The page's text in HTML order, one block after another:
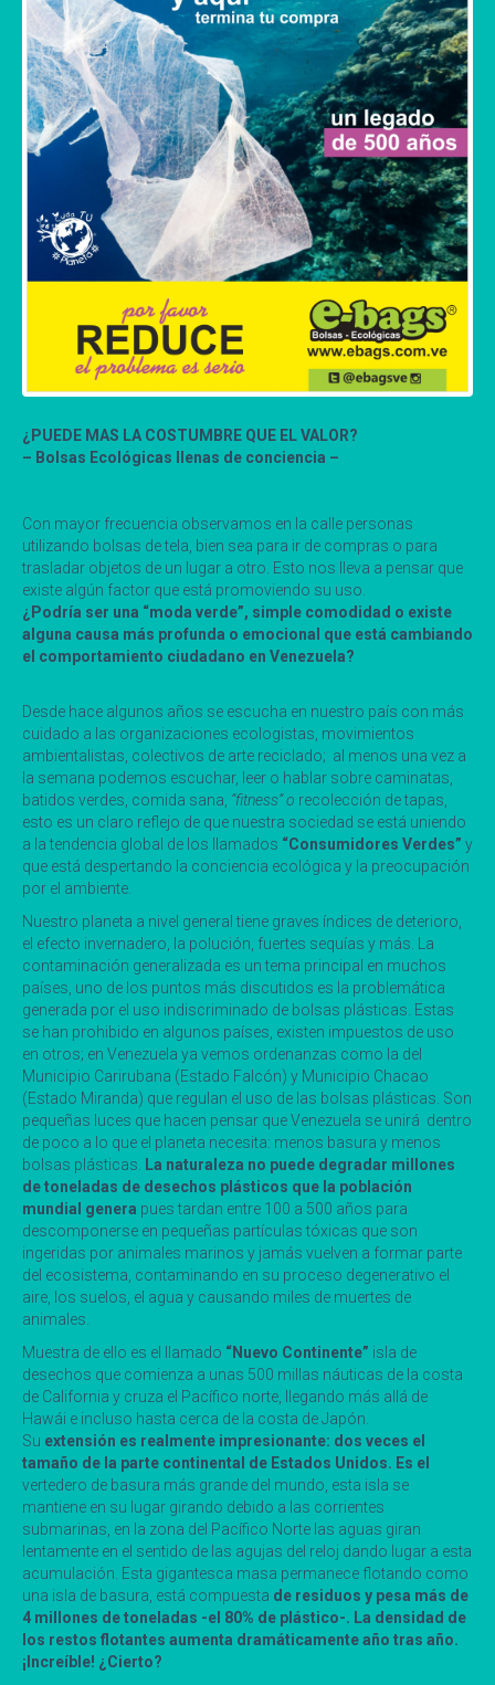
¿PUEDE MAS LA COSTUMBRE QUE EL VALOR?
– Bolsas Ecológicas llenas de conciencia –
Con mayor frecuencia observamos en la calle personas
utilizando bolsas de tela, bien sea para ir de compras o para
trasladar objetos de un lugar a otro. Esto nos lleva a pensar que
existe algún factor que está promoviendo su uso.
¿Podría ser una “moda verde”, simple comodidad o existe
alguna causa más profunda o emocional que está cambiando
el comportamiento ciudadano en Venezuela?
Desde hace algunos años se escucha en nuestro país con más
cuidado a las organizaciones ecologistas, movimientos
ambientalistas, colectivos de arte reciclado; al menos una vez a
la semana podemos escuchar, leer o hablar sobre caminatas,
batidos verdes, comida sana, “fitness” o recolección de tapas,
esto es un claro reflejo de que nuestra sociedad se está uniendo
a la tendencia global de los llamados “Consumidores Verdes” y
que está despertando la conciencia ecológica y la preocupación
por el ambiente.
Nuestro planeta a nivel general tiene graves índices de deterioro,
el efecto invernadero, la polución, fuertes sequías y más. La
contaminación generalizada es un tema principal en muchos
países, uno de los puntos más discutidos es la problemática
generada por el uso indiscriminado de bolsas plásticas. Estas
se han prohibido en algunos países, existen impuestos de uso
en otros; en Venezuela ya vemos ordenanzas como la del
Municipio Carirubana (Estado Falcón) y Municipio Chacao
(Estado Miranda) que regulan el uso de las bolsas plásticas. Son
pequeñas luces que hacen pensar que Venezuela se unirá dentro
de poco a lo que el planeta necesita: menos basura y menos
bolsas plásticas.
La naturaleza no puede degradar millones
de toneladas de desechos plásticos que la población
mundial genera pues tardan entre 100 a 500 años para
descomponerse en pequeñas partículas tóxicas que son
ingeridas por animales marinos y jamás vuelven a formar parte
del ecosistema, contaminando en su proceso degenerativo el
aire, los suelos, el agua y causando miles de muertes de
animales.
Muestra de ello es el llamado “Nuevo Continente” isla de
desechos que comienza a unas 500 millas náuticas de la costa
de California y cruza el Pacífico norte, llegando más allá de
Hawái e incluso hasta cerca de la costa de Japón.
Su extensión es realmente impresionante: dos veces el
tamaño de la parte continental de Estados Unidos. Es el
vertedero de basura más grande del mundo, esta isla se
mantiene en su lugar girando debido a las corrientes
submarinas, en la zona del Pacífico Norte las aguas giran
lentamente en el sentido de las agujas del reloj dando lugar a esta
acumulación. Esta gigantesca masa permanece flotando como
una isla de basura, está compuesta de residuos y pesa más de
4 millones de toneladas -el 80% de plástico-. La densidad de
los restos flotantes aumenta dramáticamente año tras año.
¡ Increíble! ¿Cierto?